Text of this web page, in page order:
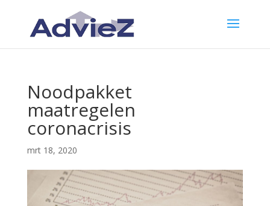
Noodpakket
maatregelen
coronacrisis
mrt 18, 2020